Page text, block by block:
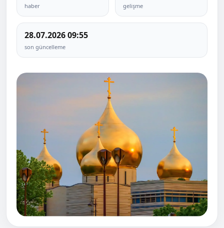
haber gelişme
28.07.2026 09:55
son güncelleme